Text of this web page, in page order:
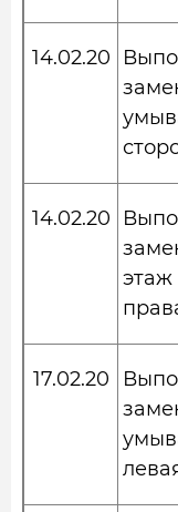
14.02.20
14.02.20
этаж
17.02.20